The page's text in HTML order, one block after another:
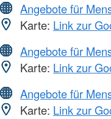
Angebote für
Karte: Link zur
Angebote für
Karte: Link zur
Angebote für
Karte: Link zur